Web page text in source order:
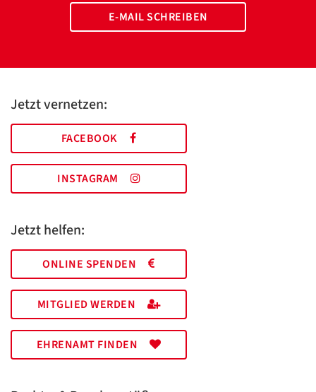
E-MAIL SCHREIBEN
Jetzt vernetzen:
FACEBOOK
INSTAGRAM
Jetzt helfen:
ONLINE SPENDEN
MITGLIED WERDEN
EHRENAMT FINDEN